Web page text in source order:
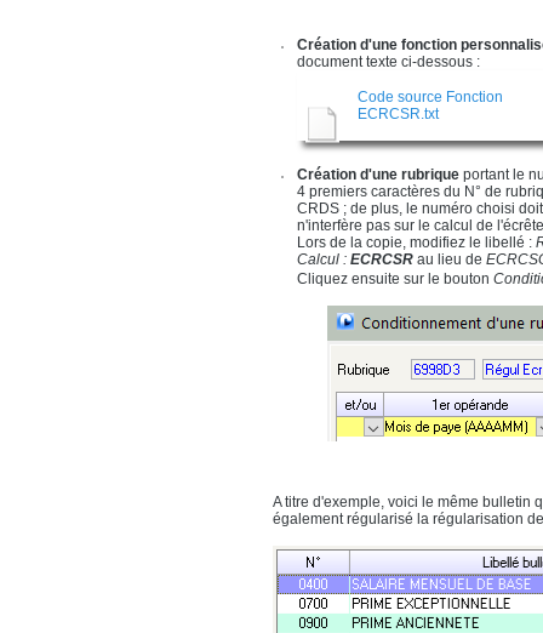
Création d'une fonction
document texte ci-dessous :
Code source Fonction
ECRCSR.txt
Création d'une rubrique portant le
4 premiers caractères du N° de
CRDS ; de plus, le numéro choisi
n'interfère pas sur le calcul de
Lors de la copie, modifiez le libellé :
Calcul : ECRCSR au lieu de
Cliquez ensuite sur le bouton
A titre d'exemple, voici le même bulletin
également régularisé la régularisation